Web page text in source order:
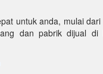
untuk anda, mulai
dan pabrik dijual